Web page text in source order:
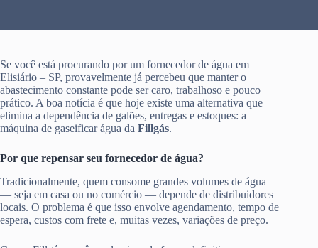
Se você está procurando por um fornecedor de água em
Elisiário – SP, provavelmente já percebeu que manter o
abastecimento constante pode ser caro, trabalhoso e pouco
prático. A boa notícia é que hoje existe uma alternativa que
elimina a dependência de galões, entregas e estoques: a
máquina de gaseificar água da Fillgás.
Por que repensar seu fornecedor de água?
Tradicionalmente, quem consome grandes volumes de água
— seja em casa ou no comércio — depende de distribuidores
locais. O problema é que isso envolve agendamento, tempo de
espera, custos com frete e, muitas vezes, variações de preço.